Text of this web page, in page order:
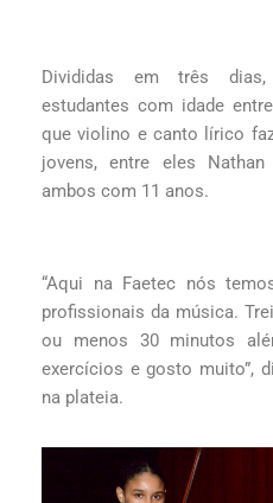
Divididas em três
estudantes com idade
que violino e canto lírico
jovens, entre eles
ambos com 11 anos.
“Aqui na Faetec nós
profissionais da música.
ou menos 30 minutos
exercícios e gosto muito”,
na plateia.